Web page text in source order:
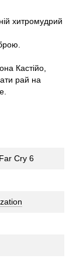
хитромудрий
Кастійо,
рай на
Cry 6